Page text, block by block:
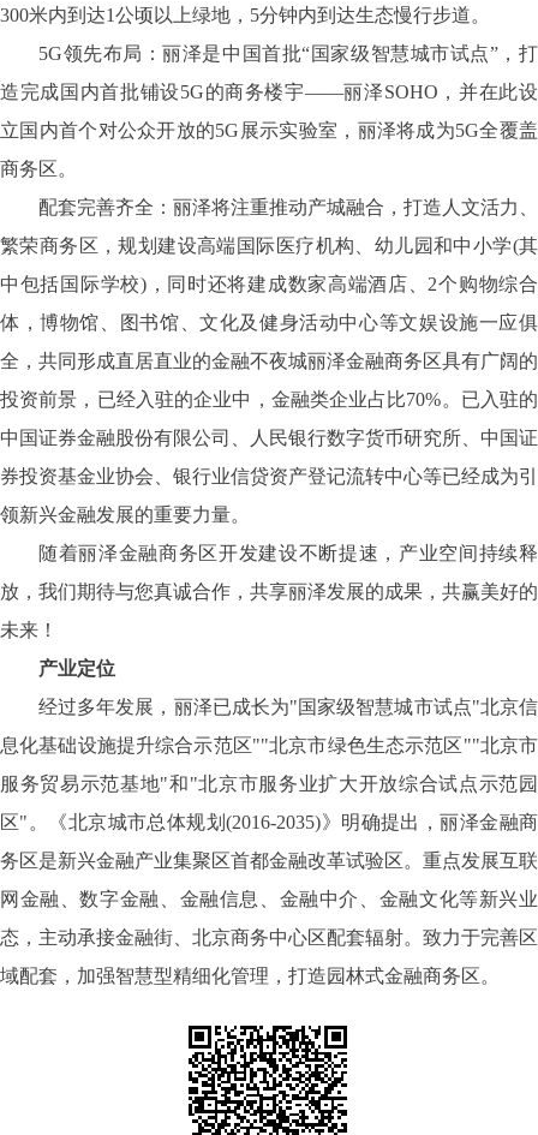
300米内到达1公顷以上绿地，5分钟内到达生态慢行步道。
5G领先布局：丽泽是中国首批“国家级智慧城市试点”，打
造完成国内首批铺设5G的商务楼宇——丽泽SOHO，并在此设
立国内首个对公众开放的5G展示实验室，丽泽将成为5G全覆盖
商务区。
配套完善齐全：丽泽将注重推动产城融合，打造人文活力、
繁荣商务区，规划建设高端国际医疗机构、幼儿园和中小学(其
中包括国际学校)，同时还将建成数家高端酒店、2个购物综合
体，博物馆、图书馆、文化及健身活动中心等文娱设施一应俱
全，共同形成直居直业的金融不夜城丽泽金融商务区具有广阔的
投资前景，已经入驻的企业中，金融类企业占比70%。已入驻的
中国证券金融股份有限公司、人民银行数字货币研究所、中国证
券投资基金业协会、银行业信贷资产登记流转中心等已经成为引
领新兴金融发展的重要力量。
随着丽泽金融商务区开发建设不断提速，产业空间持续释
放，我们期待与您真诚合作，共享丽泽发展的成果，共赢美好的
未来！
产业定位
经过多年发展，丽泽已成长为"国家级智慧城市试点"北京信
息化基础设施提升综合示范区""北京市绿色生态示范区""北京市
服务贸易示范基地"和"北京市服务业扩大开放综合试点示范园
区"。《北京城市总体规划(2016-2035)》明确提出，丽泽金融商
务区是新兴金融产业集聚区首都金融改革试验区。重点发展互联
网金融、数字金融、金融信息、金融中介、金融文化等新兴业
态，主动承接金融街、北京商务中心区配套辐射。致力于完善区
域配套，加强智慧型精细化管理，打造园林式金融商务区。